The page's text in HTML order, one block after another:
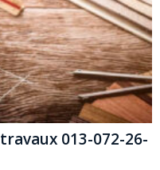
013-072-26-